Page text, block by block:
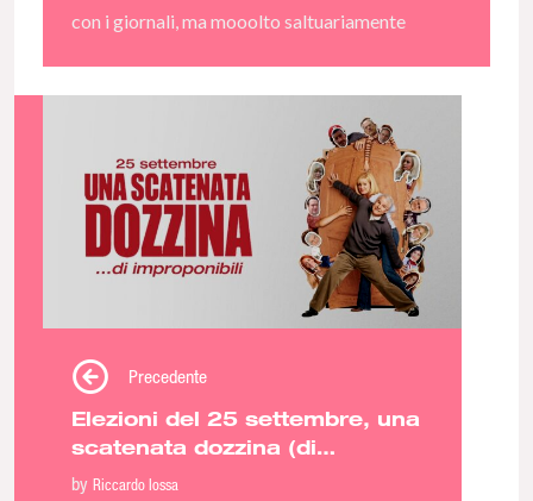
con i giornali, ma mooolto saltuariamente
Precedente
Elezioni del 25 settembre, una
scatenata dozzina (di
Improponibili)
by Riccardo Iossa